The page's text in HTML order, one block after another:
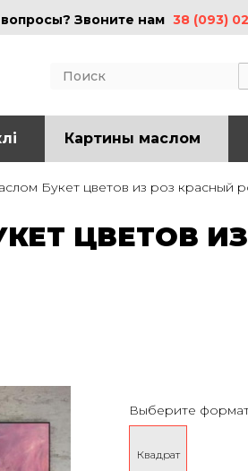
Звоните нам 38 (093)
Картины маслом
Букет цветов из роз красный
ЦВЕТОВ
Выберите
Квадрат
(093) 028-81-91
vip.com.ua
проезда